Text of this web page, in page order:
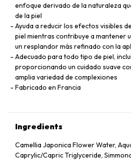
enfoque derivado de la naturaleza
de la piel
Ayuda a reducir los efectos visibles
piel mientras contribuye a mantener
un resplandor más refinado con la
Adecuado para todo tipo de piel,
proporcionando un cuidado suave
amplia variedad de complexiones
Fabricado en Francia
Ingredients
Camellia Japonica Flower Water,
Caprylic/Capric Triglyceride,